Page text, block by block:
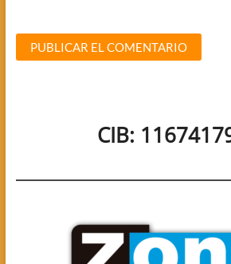
CIB: